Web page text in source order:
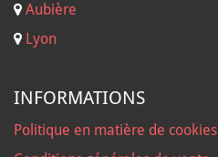
Aubière
Lyon
INFORMATIONS
Politique en matière de cookies